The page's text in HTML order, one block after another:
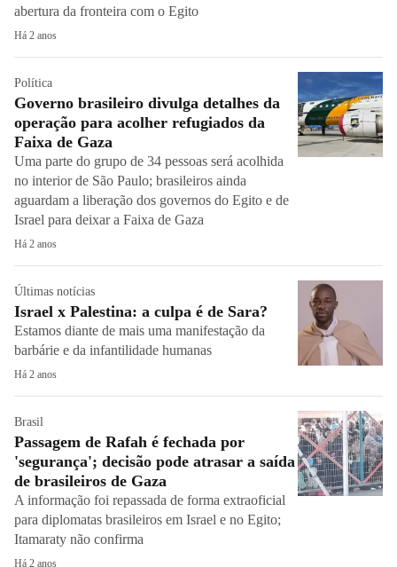
abertura da fronteira com o Egito
Há 2 anos
Política
Governo brasileiro divulga detalhes da
operação para acolher refugiados da
Faixa de Gaza
Uma parte do grupo de 34 pessoas será acolhida
no interior de São Paulo; brasileiros ainda
aguardam a liberação dos governos do Egito e de
Israel para deixar a Faixa de Gaza
Há 2 anos
Últimas notícias
Israel x Palestina: a culpa é de Sara?
Estamos diante de mais uma manifestação da
barbárie e da infantilidade humanas
Há 2 anos
Brasil
Passagem de Rafah é fechada por
'segurança'; decisão pode atrasar a saída
de brasileiros de Gaza
A informação foi repassada de forma extraoficial
para diplomatas brasileiros em Israel e no Egito;
Itamaraty não confirma
Há 2 anos